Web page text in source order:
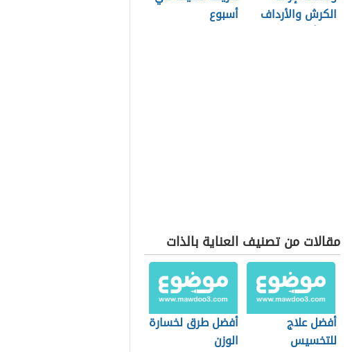
الكرش والأرداف
في أسبوع
أسبوع
مقالات من تصنيف العناية بالذات
أفضل علاج
للتخسيس
أفضل طرق لخسارة
الوزن